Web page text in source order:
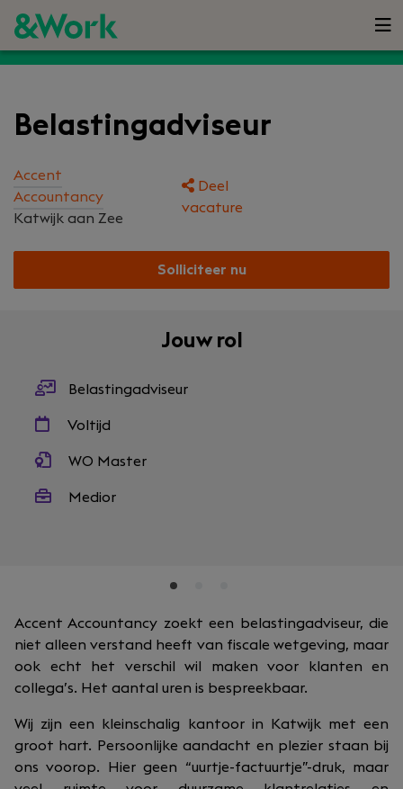
Belastingadviseur
Accent
Accountancy
Katwijk aan Zee
Deel
vacature
Solliciteer nu
Jouw rol
Belastingadviseur
Voltijd
WO Master
Medior
Accent Accountancy zoekt een belastingadviseur, die
niet alleen verstand heeft van fiscale wetgeving, maar
ook echt het verschil wil maken voor klanten en
collega’s. Het aantal uren is bespreekbaar.
Wij zijn een kleinschalig kantoor in Katwijk met een
groot hart. Persoonlijke aandacht en plezier staan bij
ons voorop. Hier geen “uurtje-factuurtje”-druk, maar